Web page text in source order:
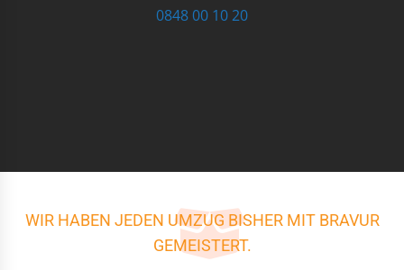
0848 00 10 20
WIR HABEN JEDEN UMZUG BISHER MIT BRAVUR
GEMEISTERT.